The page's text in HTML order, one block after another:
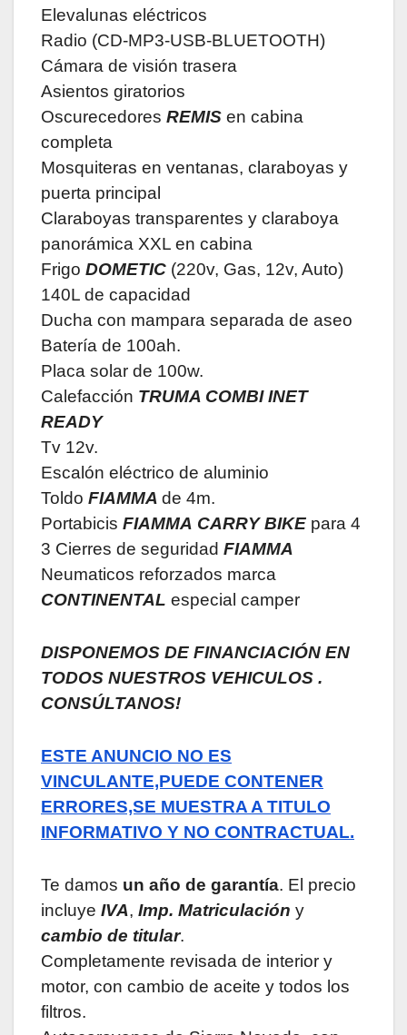
Elevalunas eléctricos
Radio (CD-MP3-USB-BLUETOOTH)
Cámara de visión trasera
Asientos giratorios
Oscurecedores REMIS en cabina
completa
Mosquiteras en ventanas, claraboyas y
puerta principal
Claraboyas transparentes y claraboya
panorámica XXL en cabina
Frigo DOMETIC (220v, Gas, 12v, Auto)
140L de capacidad
Ducha con mampara separada de aseo
Batería de 100ah.
Placa solar de 100w.
Calefacción TRUMA COMBI INET
READY
Tv 12v.
Escalón eléctrico de aluminio
Toldo FIAMMA de 4m.
Portabicis FIAMMA CARRY BIKE para 4
3 Cierres de seguridad FIAMMA
Neumaticos reforzados marca
CONTINENTAL especial camper
DISPONEMOS DE FINANCIACIÓN EN
TODOS NUESTROS VEHICULOS .
CONSÚLTANOS!
ESTE ANUNCIO NO ES
VINCULANTE,PUEDE CONTENER
ERRORES,SE MUESTRA A TITULO
INFORMATIVO Y NO CONTRACTUAL.
Te damos un año de garantía. El precio
incluye IVA, Imp. Matriculación y
cambio de titular.
Completamente revisada de interior y
motor, con cambio de aceite y todos los
filtros.